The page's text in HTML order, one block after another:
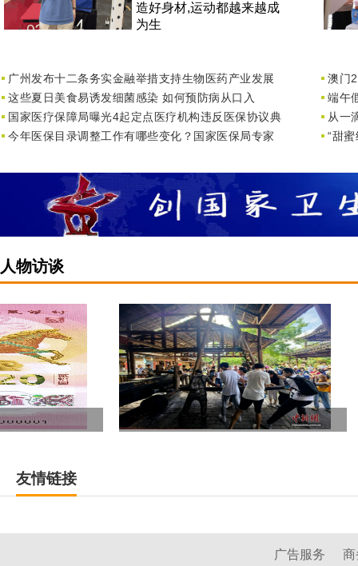
造好身材,运动都越来越成
为生
广州发布十二条务实金融举措支持生物医药产业发展
这些夏日美食易诱发细菌感染 如何预防病从口入
国家医疗保障局曝光4起定点医疗机构违反医保协议典
今年医保目录调整工作有哪些变化？国家医保局专家
澳门
端午
从一
“甜
人物访谈
友情链接
广告服务 商